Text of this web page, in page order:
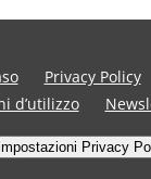
Privacy Policy
d’utilizzo
Privacy